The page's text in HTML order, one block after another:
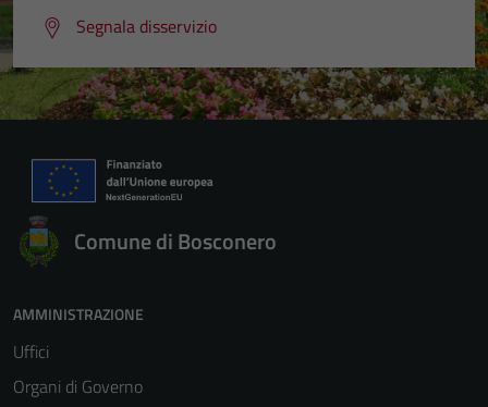
Segnala disservizio
Comune di Bosconero
AMMINISTRAZIONE
Uffici
Organi di Governo